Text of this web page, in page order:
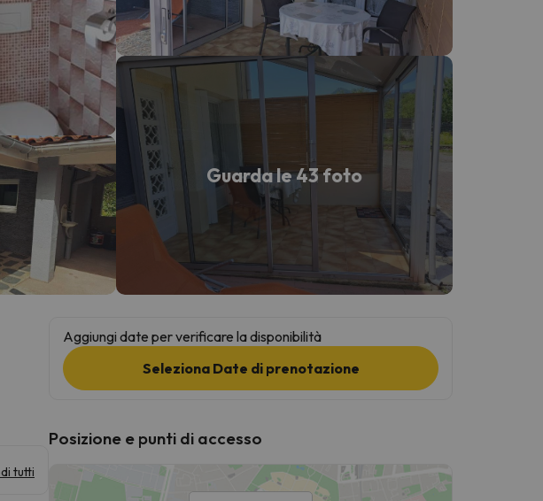
la destinazione.
Guarda le 43 foto
tutti
Aggiungi date per verificare la disponibilità
Seleziona Date di prenotazione
Posizione e punti di accesso